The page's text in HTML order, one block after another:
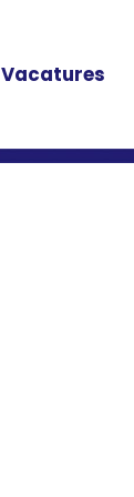
Vacatures